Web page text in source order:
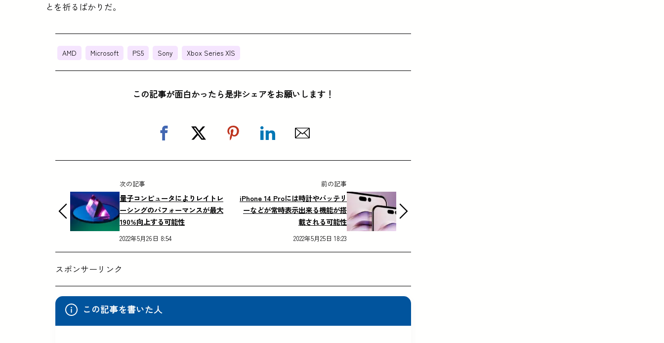
とを祈るばかりだ。
AMD Microsoft PS5 Sony Xbox Series X|S
この記事が面白かったら是非シェアをお願いします！
次の記事
量子コンピュータによりレイトレ
ーシングのパフォーマンスが最大
190%向上する可能性
2022年5月26日 8:54
前の記事
iPhone 14 Proには時計やバッテリ
ーなどが常時表示出来る機能が搭
載される可能性
2022年5月25日 18:23
スポンサーリンク
この記事を書いた人